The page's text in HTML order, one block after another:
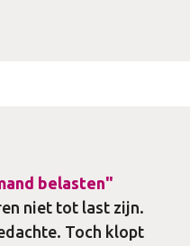
belasten"
niet tot last zijn.
Toch klopt